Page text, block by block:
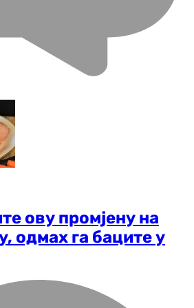
ову промјену на
одмах га баците у